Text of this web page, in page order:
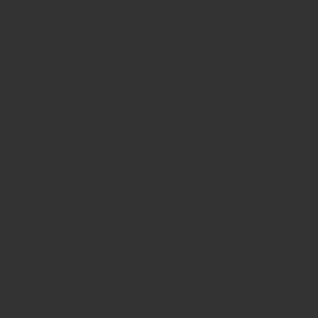
Dosieren und Verteilen, bilden die Basis für